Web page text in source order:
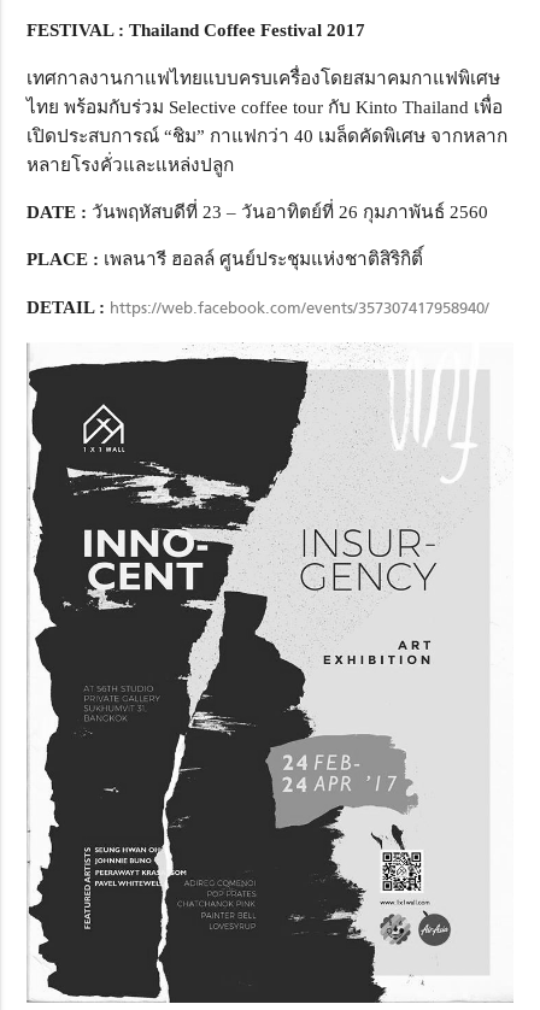
FESTIVAL : Thailand Coffee Festival 2017
เทศกาลงานกาแฟไทยแบบครบเครื่องโดยสมาคมกาแฟพิเศษ
ไทย พร้อมกับร่วม Selective coffee tour กับ Kinto Thailand เพื่อ
เปิดประสบการณ์ “ชิม” กาแฟกว่า 40 เมล็ดคัดพิเศษ จากหลาก
หลายโรงคั่วและแหล่งปลูก
DATE : วันพฤหัสบดีที่ 23 – วันอาทิตย์ที่ 26 กุมภาพันธ์ 2560
PLACE : เพลนารี ฮอลล์ ศูนย์ประชุมแห่งชาติสิริกิติ์
DETAIL : https://web.facebook.com/events/357307417958940/